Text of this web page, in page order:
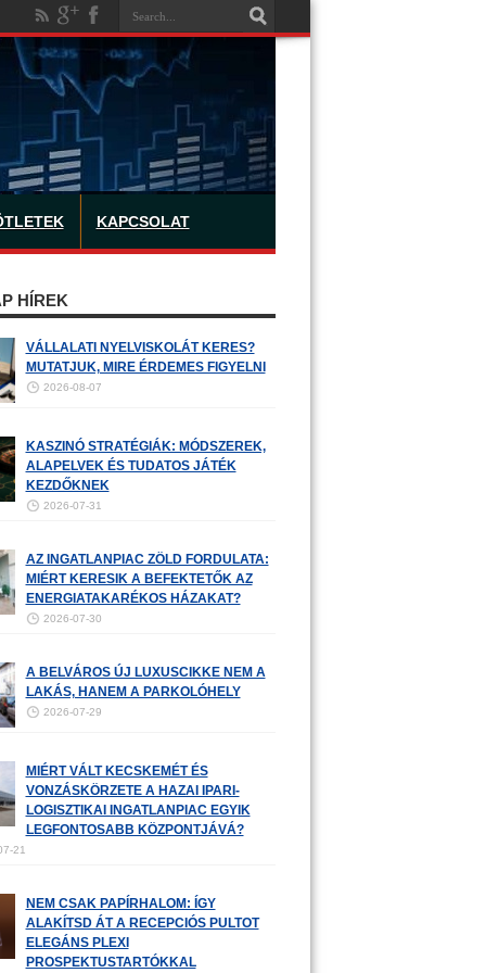
KAPCSOLAT
HÍREK
VÁLLALATI NYELVISKOLÁT KERES?
MUTATJUK, MIRE ÉRDEMES FIGYELNI
2026-08-07
KASZINÓ STRATÉGIÁK: MÓDSZEREK,
ALAPELVEK ÉS TUDATOS JÁTÉK
KEZDŐKNEK
2026-07-31
AZ INGATLANPIAC ZÖLD FORDULATA:
MIÉRT KERESIK A BEFEKTETŐK AZ
ENERGIATAKARÉKOS HÁZAKAT?
2026-07-30
A BELVÁROS ÚJ LUXUSCIKKE NEM A
LAKÁS, HANEM A PARKOLÓHELY
2026-07-29
MIÉRT VÁLT KECSKEMÉT ÉS
VONZÁSKÖRZETE A HAZAI IPARI-
LOGISZTIKAI INGATLANPIAC EGYIK
LEGFONTOSABB KÖZPONTJÁVÁ?
21
NEM CSAK PAPÍRHALOM: ÍGY
ALAKÍTSD ÁT A RECEPCIÓS PULTOT
ELEGÁNS PLEXI
PROSPEKTUSTARTÓKKAL